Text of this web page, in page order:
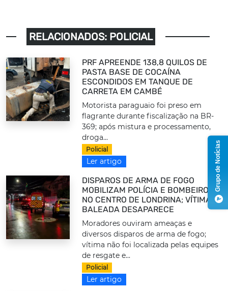
RELACIONADOS: POLICIAL
PRF APREENDE 138,8 QUILOS DE
PASTA BASE DE COCAÍNA
ESCONDIDOS EM TANQUE DE
CARRETA EM CAMBÉ
Motorista paraguaio foi preso em
flagrante durante fiscalização na BR-
369; após mistura e processamento,
droga...
Policial
Ler artigo
DISPAROS DE ARMA DE FOGO
MOBILIZAM POLÍCIA E BOMBEIROS
NO CENTRO DE LONDRINA; VÍTIMA
BALEADA DESAPARECE
Moradores ouviram ameaças e
diversos disparos de arma de fogo;
vítima não foi localizada pelas equipes
de resgate e...
Policial
Ler artigo
Grupo de Notícias